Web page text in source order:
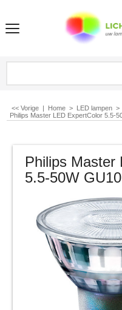
<< Vorige | Home > LED lampen >
Philips Master LED ExpertColor 5.5-
Philips Master
5.5-50W